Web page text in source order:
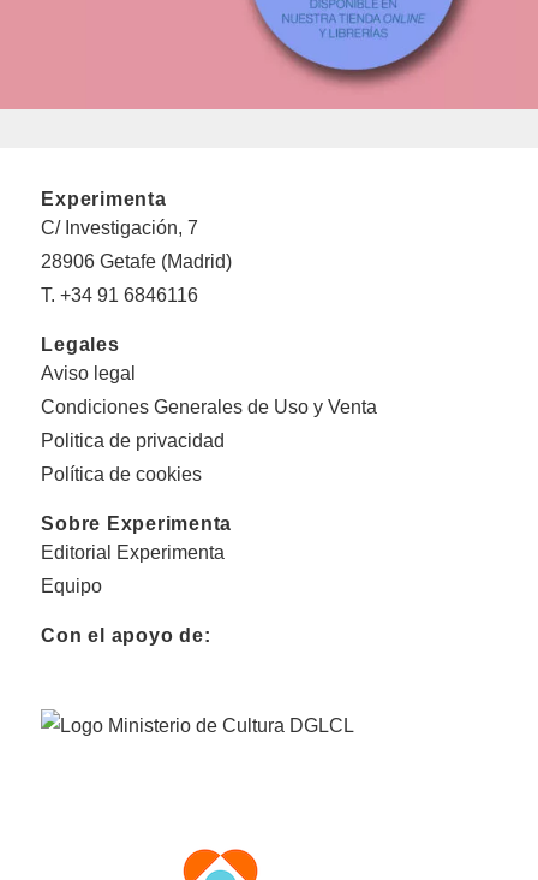
Experimenta
C/ Investigación, 7
28906 Getafe (Madrid)
T. +34 91 6846116
Legales
Aviso legal
Condiciones Generales de Uso y Venta
Politica de privacidad
Política de cookies
Sobre Experimenta
Editorial Experimenta
Equipo
Con el apoyo de: